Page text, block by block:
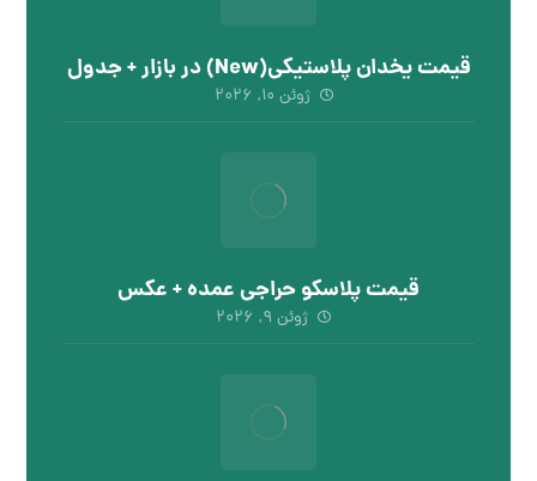
قیمت یخدان پلاستیکی(New) در بازار + جدول
ژوئن ۱۰, ۲۰۲۶
قیمت پلاسکو حراجی عمده + عکس
ژوئن ۹, ۲۰۲۶